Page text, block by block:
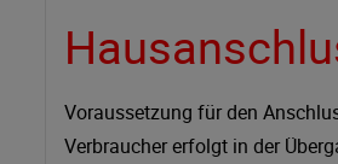
Voraussetzung für den
Verbraucher erfolgt in der